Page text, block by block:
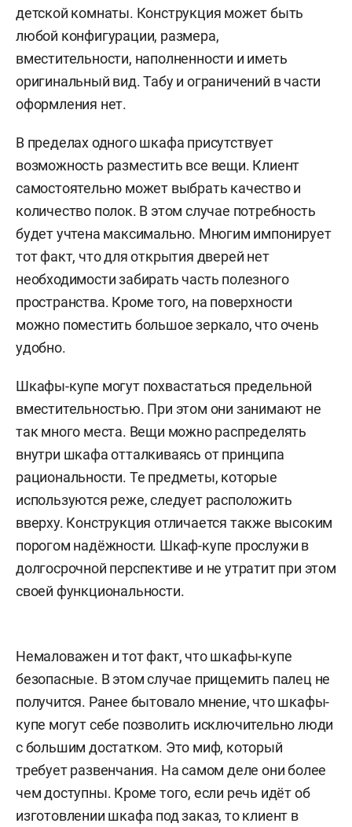
детской комнаты. Конструкция может быть
любой конфигурации, размера,
вместительности, наполненности и иметь
оригинальный вид. Табу и ограничений в части
оформления нет.
В пределах одного шкафа присутствует
возможность разместить все вещи. Клиент
самостоятельно может выбрать качество и
количество полок. В этом случае потребность
будет учтена максимально. Многим импонирует
тот факт, что для открытия дверей нет
необходимости забирать часть полезного
пространства. Кроме того, на поверхности
можно поместить большое зеркало, что очень
удобно.
Шкафы-купе могут похвастаться предельной
вместительностью. При этом они занимают не
так много места. Вещи можно распределять
внутри шкафа отталкиваясь от принципа
рациональности. Те предметы, которые
используются реже, следует расположить
вверху. Конструкция отличается также высоким
порогом надёжности. Шкаф-купе прослужи в
долгосрочной перспективе и не утратит при этом
своей функциональности.
Немаловажен и тот факт, что шкафы-купе
безопасные. В этом случае прищемить палец не
получится. Ранее бытовало мнение, что шкафы-
купе могут себе позволить исключительно люди
с большим достатком. Это миф, который
требует развенчания. На самом деле они более
чем доступны. Кроме того, если речь идёт об
изготовлении шкафа под заказ, то клиент в